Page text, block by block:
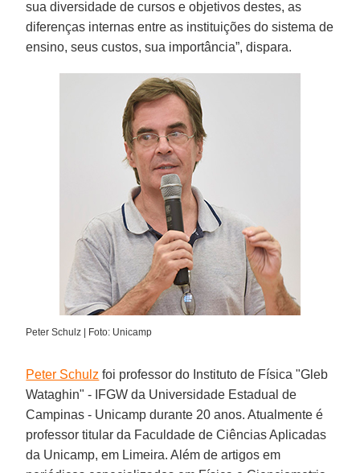
sua diversidade de cursos e objetivos destes, as
diferenças internas entre as instituições do sistema de
ensino, seus custos, sua importância”, dispara.
Peter Schulz | Foto: Unicamp
Peter Schulz foi professor do Instituto de Física "Gleb
Wataghin" - IFGW da Universidade Estadual de
Campinas - Unicamp durante 20 anos. Atualmente é
professor titular da Faculdade de Ciências Aplicadas
da Unicamp, em Limeira. Além de artigos em